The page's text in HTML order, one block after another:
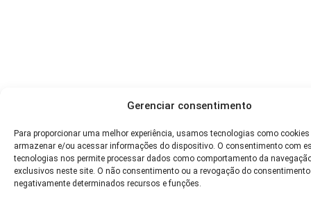
Gerenciar consentimento
Para proporcionar uma melhor experiência, usamos tecnologias como cookies
armazenar e/ou acessar informações do dispositivo. O consentimento com
tecnologias nos permite processar dados como comportamento da
exclusivos neste site. O não consentimento ou a revogação do
negativamente determinados recursos e funções.